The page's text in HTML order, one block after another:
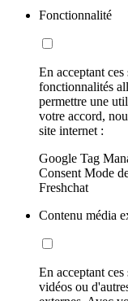
Fonctionnalité
En acceptant
fonctionnalités
permettre une
votre accord,
site internet :
Google Tag
Consent Mode
Freshchat
Contenu média
En acceptant
vidéos ou